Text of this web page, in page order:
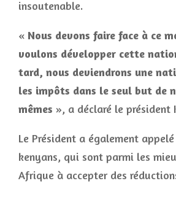
insoutenable.
« Nous devons faire face à ce
voulons développer cette
tard, nous deviendrons une
les impôts dans le seul but de
mêmes », a déclaré le président
Le Président a également
kenyans, qui sont parmi les
Afrique à accepter des